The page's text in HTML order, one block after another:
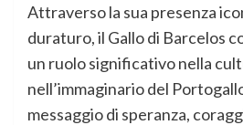
Attraverso la sua presenza
duraturo, il Gallo di Barcelos
un ruolo significativo nella
nell’immaginario del
messaggio di speranza,